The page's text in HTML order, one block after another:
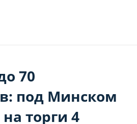
70
под Минском
торги 4